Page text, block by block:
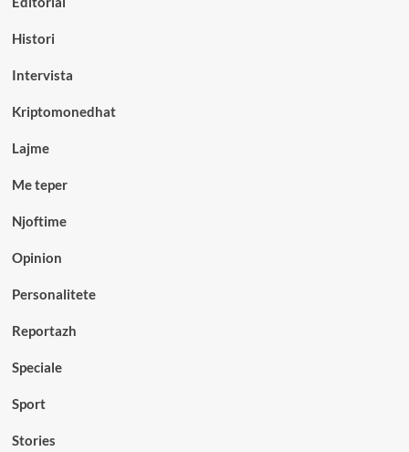
Histori
Intervista
Kriptomonedhat
Lajme
Me teper
Njoftime
Opinion
Personalitete
Reportazh
Speciale
Sport
Stories